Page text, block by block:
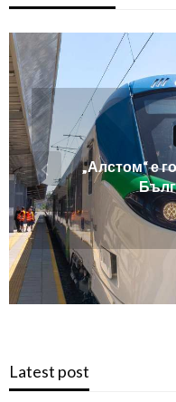
Спешно в
среща на
сигурност
взривно
Latest post